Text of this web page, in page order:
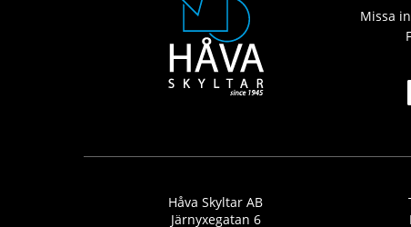
Missa
Håva Skyltar AB
Järnyxegatan 6